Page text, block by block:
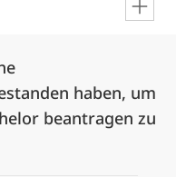
haben, um
beantragen zu